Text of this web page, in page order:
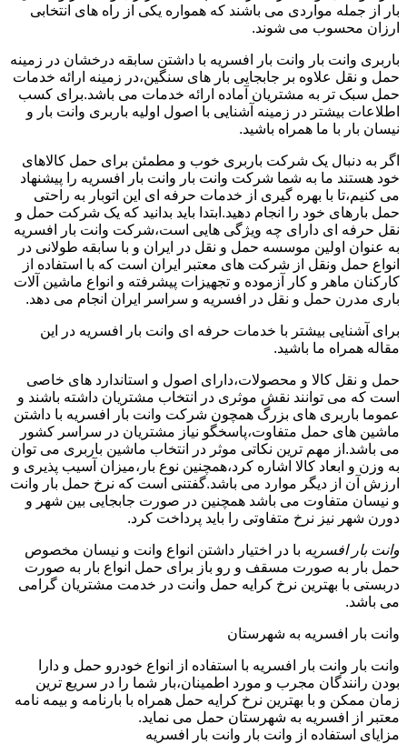
بار از جمله مواردی می باشند که همواره یکی از راه های انتخابی
ارزان محسوب می شوند.
باربری وانت بار وانت بار افسریه با داشتن سابقه درخشان در زمینه
حمل و نقل علاوه بر جابجایی بار های سنگین،در زمینه ارائه خدمات
حمل سبک تر به مشتریان آماده ارائه خدمات می باشد.برای کسب
اطلاعات بیشتر در زمینه آشنایی با اصول اولیه باربری وانت بار و
نیسان بار با ما همراه باشید.
اگر به دنبال یک شرکت باربری خوب و مطمئن برای حمل کالاهای
خود هستند ما به شما شرکت وانت بار وانت بار افسریه را پیشنهاد
می کنیم،تا با بهره گیری از خدمات حرفه ای این اتوبار به راحتی
حمل بارهای خود را انجام دهید.ابتدا باید بدانید که یک شرکت حمل و
نقل حرفه ای دارای چه ویژگی هایی است،شرکت وانت بار افسریه
به عنوان اولین موسسه حمل و نقل در ایران و با سابقه طولانی در
انواع حمل ونقل از شرکت های معتبر ایران است که با استفاده از
کارکنان ماهر و کار آزموده و تجهیزات پیشرفته و انواع ماشین آلات
باری مدرن حمل و نقل در افسریه و سراسر ایران انجام می دهد.
برای آشنایی بیشتر با خدمات حرفه ای وانت بار افسریه در این
مقاله همراه ما باشید.
حمل و نقل کالا و محصولات،دارای اصول و استاندارد های خاصی
است که می توانند نقش موثری در انتخاب مشتریان داشته باشند و
عموما باربری های بزرگ همچون شرکت وانت بار افسریه با داشتن
ماشین های حمل متفاوت،پاسخگو نیاز مشتریان در سراسر کشور
می باشد.از مهم ترین نکاتی موثر در انتخاب ماشین باربری می توان
به وزن و ابعاد کالا اشاره کرد،همچنین نوع بار،میزان آسیب پذیری و
ارزش آن از دیگر موارد می باشد.گفتنی است که نرخ حمل بار وانت
و نیسان متفاوت می باشد همچنین در صورت جابجایی بین شهر و
دورن شهر نیز نرخ متفاوتی را باید پرداخت کرد.
وانت بار افسریه با در اختیار داشتن انواع وانت و نیسان مخصوص
حمل بار به صورت مسقف و رو باز برای حمل انواع بار به صورت
دربستی با بهترین نرخ کرایه حمل وانت در خدمت مشتریان گرامی
می باشد.
وانت بار افسریه به شهرستان
وانت بار وانت بار افسریه با استفاده از انواع خودرو حمل و دارا
بودن رانندگان مجرب و مورد اطمینان،بار شما را در سریع ترین
زمان ممکن و با بهترین نرخ کرایه حمل همراه با بارنامه و بیمه نامه
معتبر از افسریه به شهرستان حمل می نماید.
مزایای استفاده از وانت بار وانت بار افسریه